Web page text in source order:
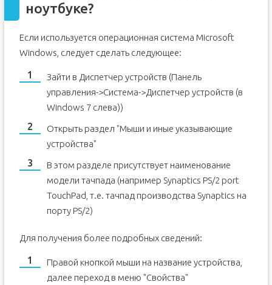
ноутбуке?
Если используется операционная система Microsoft
Windows, следует сделать следующее:
Зайти в Диспетчер устройств (Панель
управления->Система->Диспетчер устройств (в
Windows 7 слева))
Открыть раздел "Мыши и иные указывающие
устройства"
В этом разделе присутствует наименование
модели тачпада (например Synaptics PS/2 port
TouchPad, т.е. тачпад производства Synaptics на
порту PS/2)
Для получения более подробных сведений:
Правой кнопкой мыши на название устройства,
далее переход в меню "Свойства"